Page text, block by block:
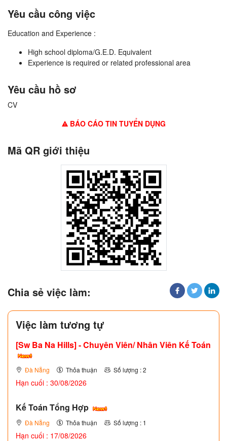
Yêu cầu công việc
Education and Experience :
High school diploma/G.E.D. Equivalent
Experience is required or related professional area
Yêu cầu hồ sơ
CV
BÁO CÁO TIN TUYỂN DỤNG
Mã QR giới thiệu
Chia sẻ việc làm:
Việc làm tương tự
[Sw Ba Na Hills] - Chuyên Viên/ Nhân Viên Kế Toán
Đà Nẵng Thỏa thuận Số lượng : 2
Hạn cuối : 30/08/2026
Kế Toán Tổng Hợp
Đà Nẵng Thỏa thuận Số lượng : 1
Hạn cuối : 17/08/2026